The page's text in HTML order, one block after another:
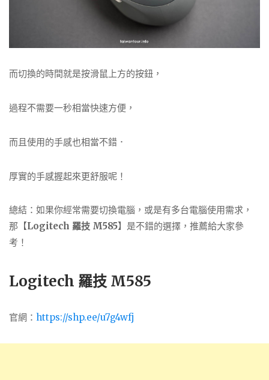
而切換的時間就是按滑鼠上方的按鈕，
過程不需要一秒相當快速方便，
而且使用的手感也相當不錯．
厚實的手感握起來更舒服呢！
總結：如果你經常需要切換電腦，或是有多台電腦使用需求，
那【Logitech 羅技 M585】是不錯的選擇，推薦給大家參
考！
Logitech 羅技 M585
官網： https://shp.ee/u7g4wfj